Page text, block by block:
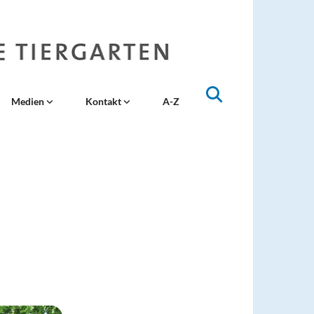
Medien Kontakt A-Z